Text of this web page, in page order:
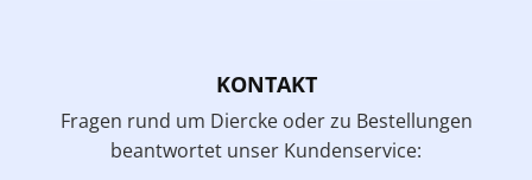
KONTAKT
Fragen rund um Diercke oder zu Bestellungen
beantwortet unser Kundenservice: